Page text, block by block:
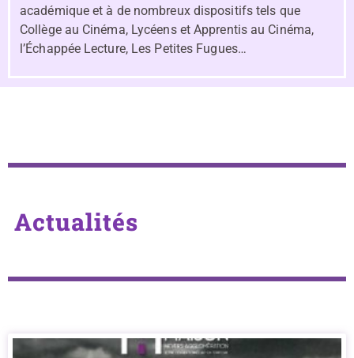
académique et à de nombreux dispositifs tels que
Collège au Cinéma, Lycéens et Apprentis au Cinéma,
l’Échappée Lecture, Les Petites Fugues…
Actualités